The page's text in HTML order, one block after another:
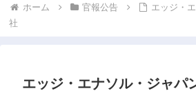
ホーム 官報公告
エッジ・
社
エッジ・エナソル・ジャパ